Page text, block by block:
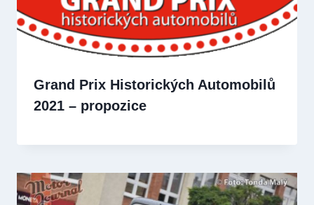
Grand Prix Historických Automobilů
2021 – propozice